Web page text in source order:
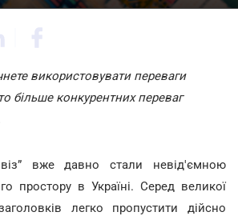
використовувати переваги
більше конкурентних переваг
вже давно стали невід'ємною
простору в Україні. Серед великої
легко пропустити дійсно